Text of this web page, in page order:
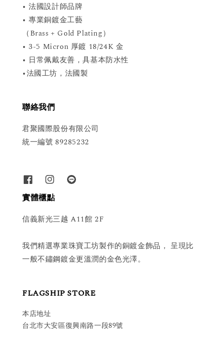
• 法國設計師品牌
• 專業銅鍍金工藝
（Brass + Gold Plating）
• 3-5 Micron 厚鍍 18/24K 金
• 日常佩戴友善，具基本防水性
•法國工坊，法國製
聯絡我們
君聚國際股份有限公司
統一編號 89285232
實體櫃點
信義新光三越 A11館 2F
我們精選專業珠寶工坊製作的銅鍍金飾品， 呈現比
一般不鏽鋼鍍金更溫潤的金色光澤。
FLAGSHIP STORE
本店地址
台北市大安區復興南路一段89號